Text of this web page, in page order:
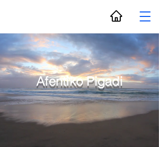
Afentiko Pigadi